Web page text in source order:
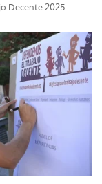
Decente 2025